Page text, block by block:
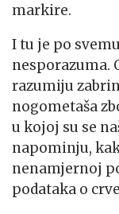
markire.
I tu je po
nesporazuma.
razumiju
nogometaša
u kojoj su se
napominju,
nenamjernoj
podataka o